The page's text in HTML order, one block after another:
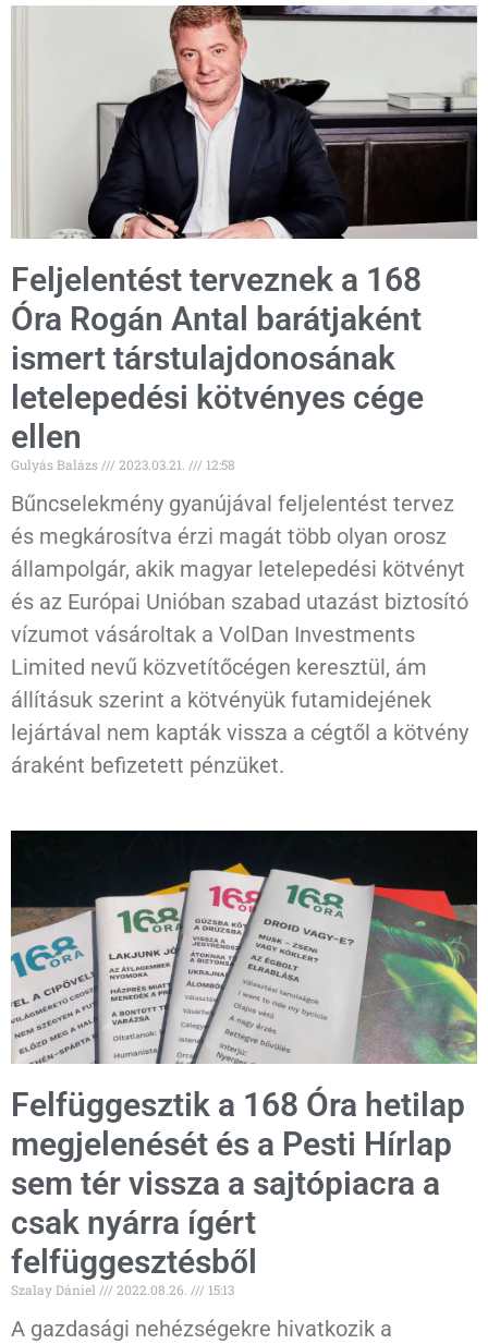
Feljelentést terveznek a 168
Óra Rogán Antal barátjaként
ismert társtulajdonosának
letelepedési kötvényes cége
ellen
Gulyás Balázs 2023.03.21. 12:58
Bűncselekmény gyanújával feljelentést tervez
és megkárosítva érzi magát több olyan orosz
állampolgár, akik magyar letelepedési kötvényt
és az Európai Unióban szabad utazást biztosító
vízumot vásároltak a VolDan Investments
Limited nevű közvetítőcégen keresztül, ám
állításuk szerint a kötvényük futamidejének
lejártával nem kapták vissza a cégtől a kötvény
áraként befizetett pénzüket.
Felfüggesztik a 168 Óra hetilap
megjelenését és a Pesti Hírlap
sem tér vissza a sajtópiacra a
csak nyárra ígért
felfüggesztésből
Szalay Dániel 2022.08.26. 15:13
A gazdasági nehézségekre hivatkozik a